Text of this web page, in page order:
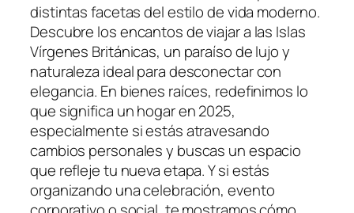
distintas facetas del estilo de vida moderno.
Descubre los encantos de viajar a las Islas
Vírgenes Británicas, un paraíso de lujo y
naturaleza ideal para desconectar con
elegancia. En bienes raíces, redefinimos lo
que significa un hogar en 2025,
especialmente si estás atravesando
cambios personales y buscas un espacio
que refleje tu nueva etapa. Y si estás
organizando una celebración, evento